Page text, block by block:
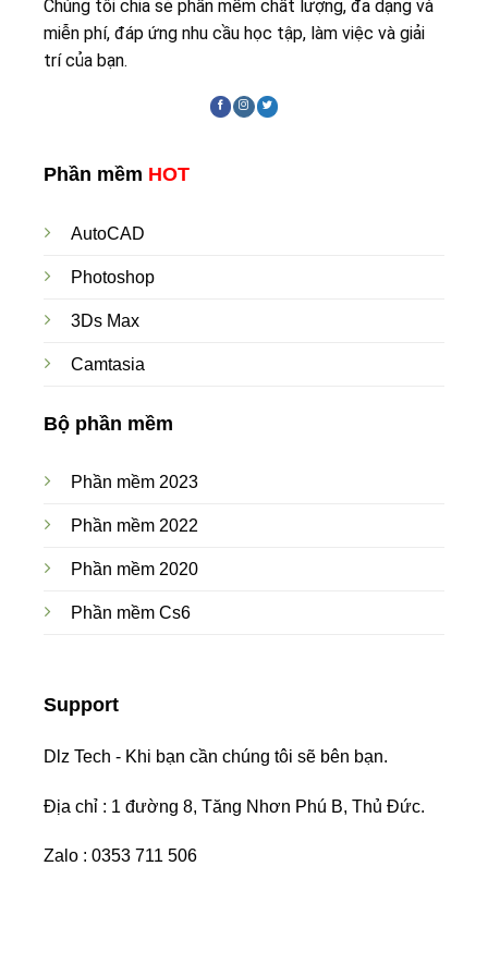
Chúng tôi chia sẻ phần mềm chất lượng, đa dạng và
miễn phí, đáp ứng nhu cầu học tập, làm việc và giải
trí của bạn.
Phần mềm HOT
AutoCAD
Photoshop
3Ds Max
Camtasia
Bộ phần mềm
Phần mềm 2023
Phần mềm 2022
Phần mềm 2020
Phần mềm Cs6
Support
Dlz Tech - Khi bạn cần chúng tôi sẽ bên bạn.
Địa chỉ : 1 đường 8, Tăng Nhơn Phú B, Thủ Đức.
Zalo : 0353 711 506